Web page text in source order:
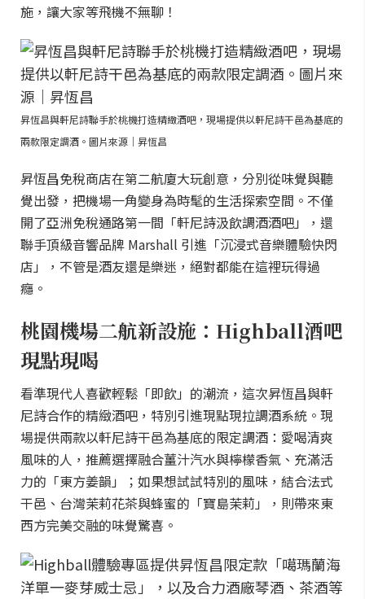
施，讓大家等飛機不無聊！
昇恆昌與軒尼詩聯手於桃機打造精緻酒吧，現場提供以軒尼詩干邑為基底的
兩款限定調酒。圖片來源｜昇恆昌
昇恆昌免稅商店在第二航廈大玩創意，分別從味覺與聽
覺出發，把機場一角變身為時髦的生活探索空間。不僅
開了亞洲免稅通路第一間「軒尼詩汲飲調酒酒吧」，還
聯手頂級音響品牌 Marshall 引進「沉浸式音樂體驗快閃
店」，不管是酒友還是樂迷，絕對都能在這裡玩得過
癮。
桃園機場二航新設施：Highball酒吧
現點現喝
看準現代人喜歡輕鬆「即飲」的潮流，這次昇恆昌與軒
尼詩合作的精緻酒吧，特別引進現點現拉調酒系統。現
場提供兩款以軒尼詩干邑為基底的限定調酒：愛喝清爽
風味的人，推薦選擇融合薑汁汽水與檸檬香氣、充滿活
力的「東方姜韻」；如果想試試特別的風味，結合法式
干邑、台灣茉莉花茶與蜂蜜的「寶島茉莉」，則帶來東
西方完美交融的味覺驚喜。